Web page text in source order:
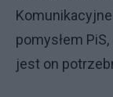
pomysłem
jest on